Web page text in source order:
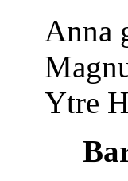
Anna
Ytre